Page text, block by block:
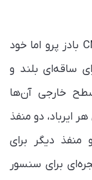
طراحی ایربادهای هندزفری بلوتوثی CMF بادز پرو اما خود
ساقه‌ای بلند و
خارجی آن‌ها
دو منفذ
منفذ دیگر برای
برای سنسور